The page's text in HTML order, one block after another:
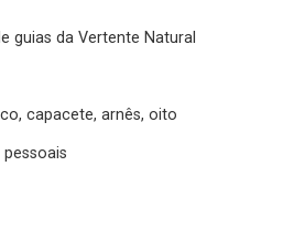
guias da Vertente Natural
capacete, arnês, oito